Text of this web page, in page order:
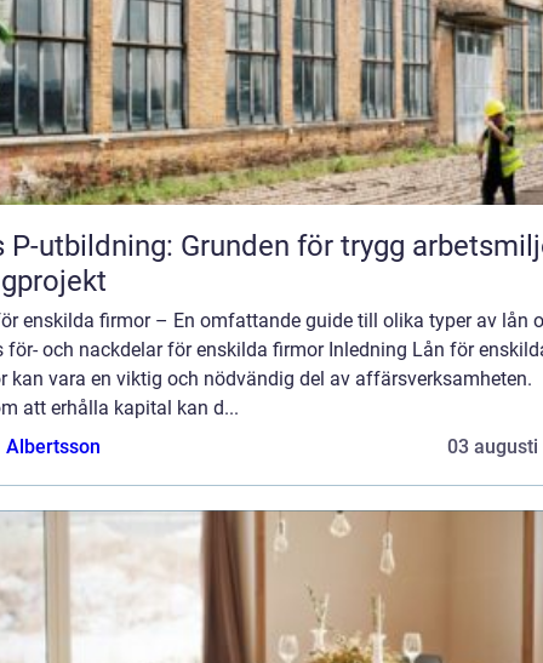
P-utbildning: Grunden för trygg
enskilda firmor – En omfattande guide till olika typer av lån
för- och nackdelar för enskilda firmor Inledning Lån för
kan vara en viktig och nödvändig del av affärsverksamheten.
att erhålla kapital kan d...
Albertsson
03 augusti